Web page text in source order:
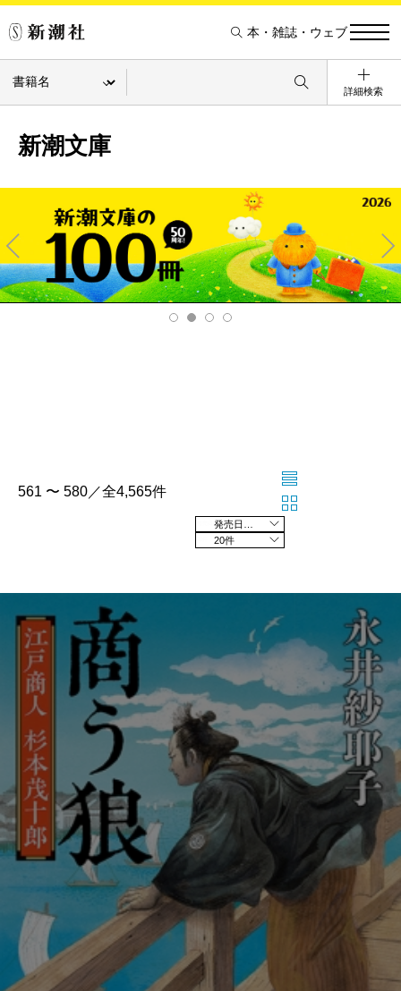
本・雑誌・ウェブ
詳細検索
新潮文庫
Pre
v
Ne
xt
561 〜 580／全4,565件
20件